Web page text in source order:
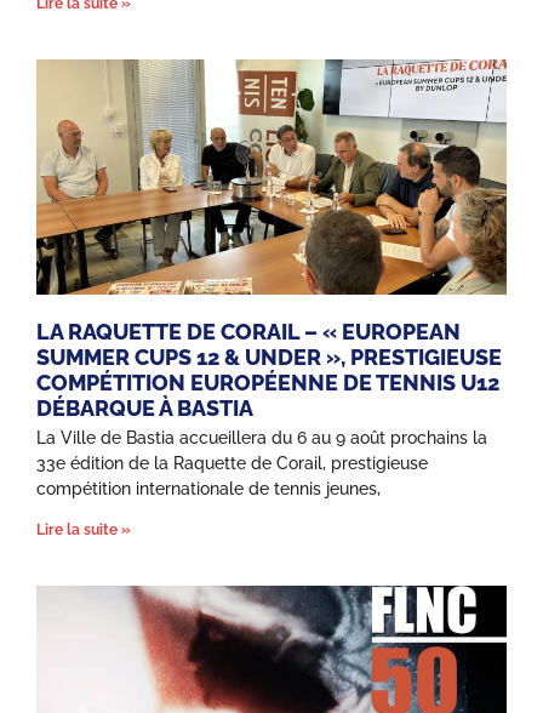
Lire la suite »
LA RAQUETTE DE CORAIL – « EUROPEAN
SUMMER CUPS 12 & UNDER », PRESTIGIEUSE
COMPÉTITION EUROPÉENNE DE TENNIS U12
DÉBARQUE À BASTIA
La Ville de Bastia accueillera du 6 au 9 août prochains la
33e édition de la Raquette de Corail, prestigieuse
compétition internationale de tennis jeunes,
Lire la suite »